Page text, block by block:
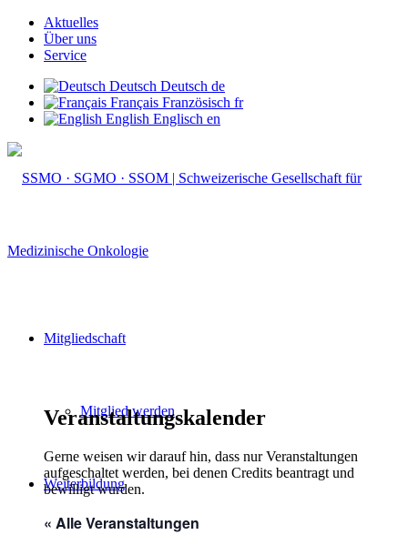
Aktuelles
Über uns
Service
Deutsch Deutsch de
Français Französisch fr
English Englisch en
Mitgliedschaft
Mitglied werden
Weiterbildung
Veranstaltungskalender
Gerne weisen wir darauf hin, dass nur Veranstaltungen
aufgeschaltet werden, bei denen Credits beantragt und
bewilligt wurden.
« Alle Veranstaltungen